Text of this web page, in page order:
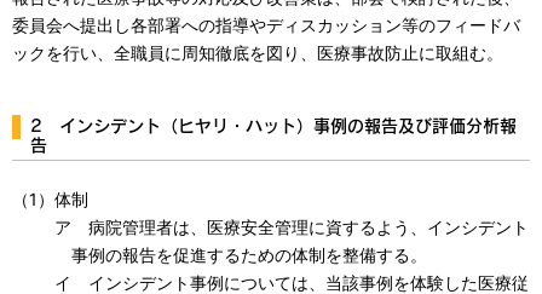
委員会へ提出し各部署への指導やディスカッション等のフィードバ
ックを行い、全職員に周知徹底を図り、医療事故防止に取組む。
2 インシデント（ヒヤリ・ハット）事例の報告及び評価分析報
告
（1）体制
ア 病院管理者は、医療安全管理に資するよう、インシデント
事例の報告を促進するための体制を整備する。
イ インシデント事例については、当該事例を体験した医療従